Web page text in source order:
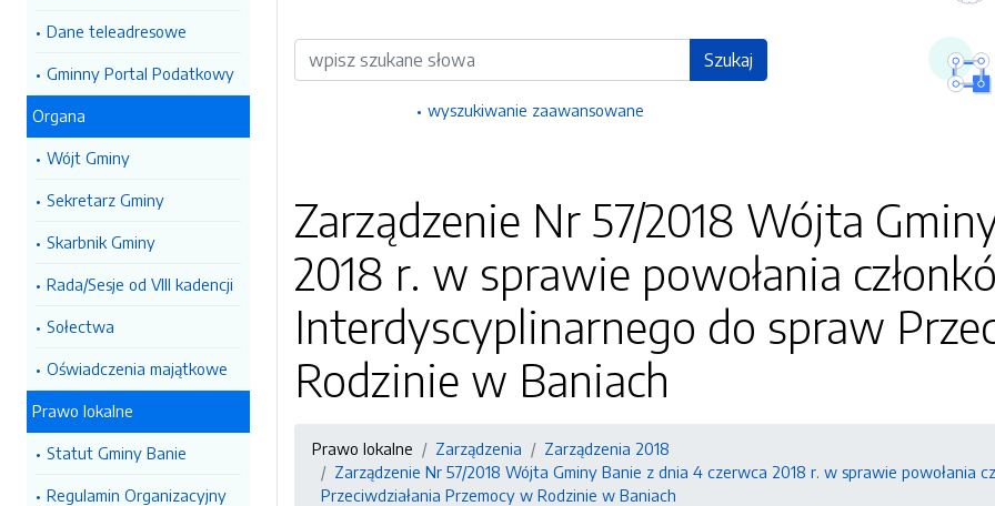
Dane teleadresowe
Gminny Portal Podatkowy
Organa
Wójt Gminy
Sekretarz Gminy
Skarbnik Gminy
Rada/Sesje od VIII kadencji
Sołectwa
Oświadczenia majątkowe
Prawo lokalne
Statut Gminy Banie
Regulamin Organizacyjny
Wyszukiwarka Szukaj
wyszukiwanie zaawansowane
Zarządzenie Nr 57/2018 Wójta
2018 r. w sprawie powołania
Interdyscyplinarnego do spraw
Rodzinie w Baniach
Prawo lokalne Zarządzenia
Zarządzenia 2018
Zarządzenie Nr 57/2018 Wójta Gminy Banie z dnia 4 czerwca 2018 r. w sprawie powołania
Przeciwdziałania Przemocy w Rodzinie w Baniach